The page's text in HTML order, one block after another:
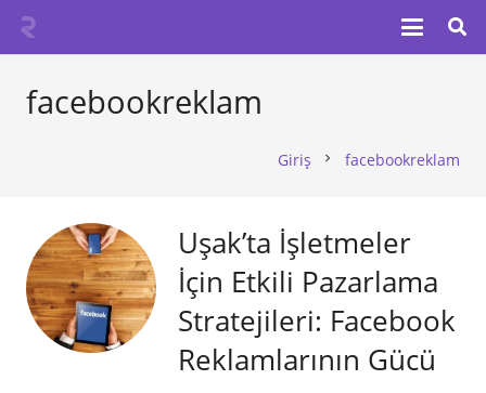
facebookreklam
Giriş chevron_right facebookreklam
Uşak’ta İşletmeler
İçin Etkili Pazarlama
Stratejileri: Facebook
Reklamlarının Gücü